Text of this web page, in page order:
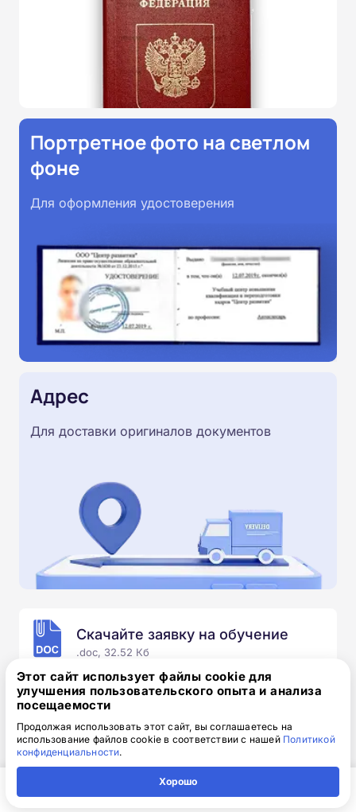
Портретное фото на светлом
фоне
Для оформления удостоверения
Адрес
Для доставки оригиналов документов
Скачайте заявку на обучение
.doc, 32.52 Кб
Скачайте шаблон, заполните и отправьте по
электронной почте
Обязательно укажите контактный номер телефон.
Наш специалист свяжется с вами и утонит все
детали.
Этот сайт использует файлы cookie для
улучшения пользовательского опыта и анализа
посещаемости
Продолжая использовать этот сайт, вы соглашаетесь на
использование файлов cookie в соответствии с нашей Политикой
конфиденциальности.
Хорошо